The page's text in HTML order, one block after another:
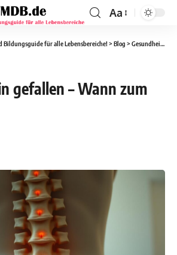
Aa
Bildungsguide für alle Lebensbereiche! > Blog > Gesundheit >
gefallen – Wann zum